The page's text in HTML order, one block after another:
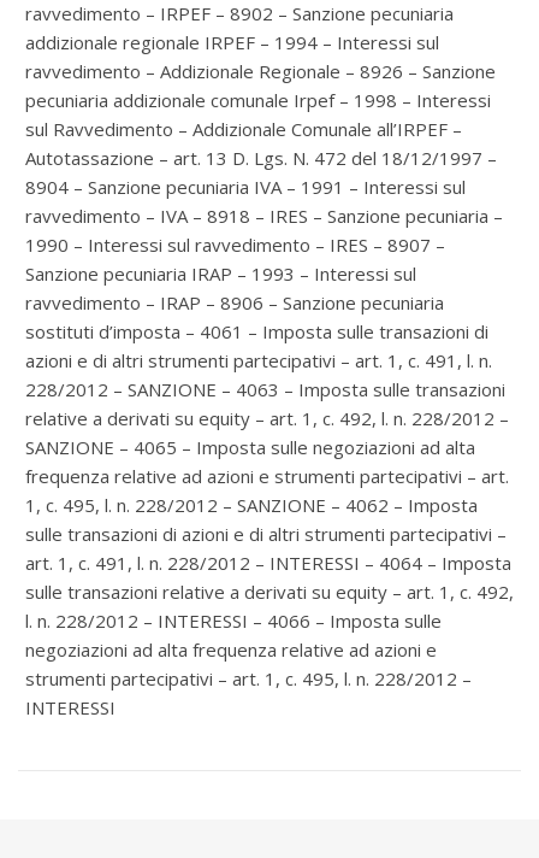
ravvedimento – IRPEF – 8902 – Sanzione pecuniaria
addizionale regionale IRPEF – 1994 – Interessi sul
ravvedimento – Addizionale Regionale – 8926 – Sanzione
pecuniaria addizionale comunale Irpef – 1998 – Interessi
sul Ravvedimento – Addizionale Comunale all’IRPEF –
Autotassazione – art. 13 D. Lgs. N. 472 del 18/12/1997 –
8904 – Sanzione pecuniaria IVA – 1991 – Interessi sul
ravvedimento – IVA – 8918 – IRES – Sanzione pecuniaria –
1990 – Interessi sul ravvedimento – IRES – 8907 –
Sanzione pecuniaria IRAP – 1993 – Interessi sul
ravvedimento – IRAP – 8906 – Sanzione pecuniaria
sostituti d’imposta – 4061 – Imposta sulle transazioni di
azioni e di altri strumenti partecipativi – art. 1, c. 491, l. n.
228/2012 – SANZIONE – 4063 – Imposta sulle transazioni
relative a derivati su equity – art. 1, c. 492, l. n. 228/2012 –
SANZIONE – 4065 – Imposta sulle negoziazioni ad alta
frequenza relative ad azioni e strumenti partecipativi – art.
1, c. 495, l. n. 228/2012 – SANZIONE – 4062 – Imposta
sulle transazioni di azioni e di altri strumenti partecipativi –
art. 1, c. 491, l. n. 228/2012 – INTERESSI – 4064 – Imposta
sulle transazioni relative a derivati su equity – art. 1, c. 492,
l. n. 228/2012 – INTERESSI – 4066 – Imposta sulle
negoziazioni ad alta frequenza relative ad azioni e
strumenti partecipativi – art. 1, c. 495, l. n. 228/2012 –
INTERESSI